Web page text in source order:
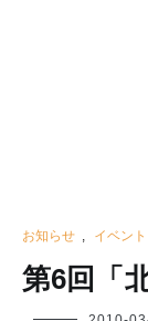
お知らせ , イベント
第6回「